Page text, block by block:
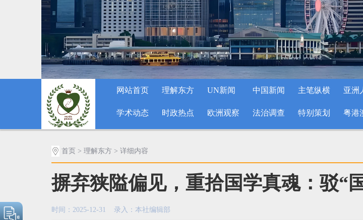
网站首页 理解东方 UN新闻 中国新闻 主笔纵横 亚洲
学术动态 时政热点 欧洲观察 法治调查 特别策划 粤港
首页 > 理解东方 > 详细内容
摒弃狭隘偏见，重拾国学真魂：驳“
时间：2025-12-31 录入：本社编辑部